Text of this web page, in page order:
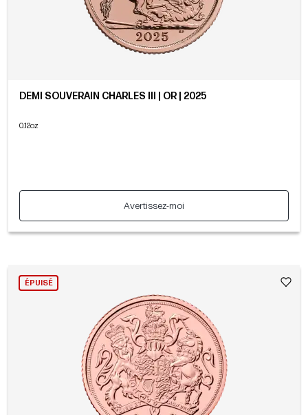
DEMI SOUVERAIN CHARLES III | OR | 2025
0.12oz
Avertissez-moi
ÉPUISÉ